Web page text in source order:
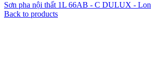
Sơn pha nội thất 1L 66AB - C DULUX - Lon
Back to products